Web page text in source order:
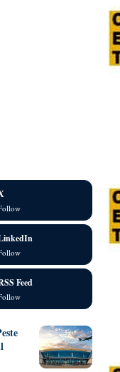
Feed